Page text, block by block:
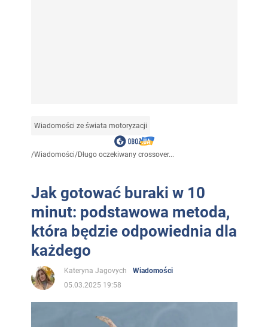
Wiadomości ze świata motoryzacji
/Wiadomości/Długo oczekiwany crossover...
Jak gotować buraki w 10
minut: podstawowa metoda,
która będzie odpowiednia dla
każdego
Kateryna Jagovych
Wiadomości
05.03.2025 19:58